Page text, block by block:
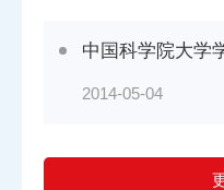
中国科学院大学
2014-05-04